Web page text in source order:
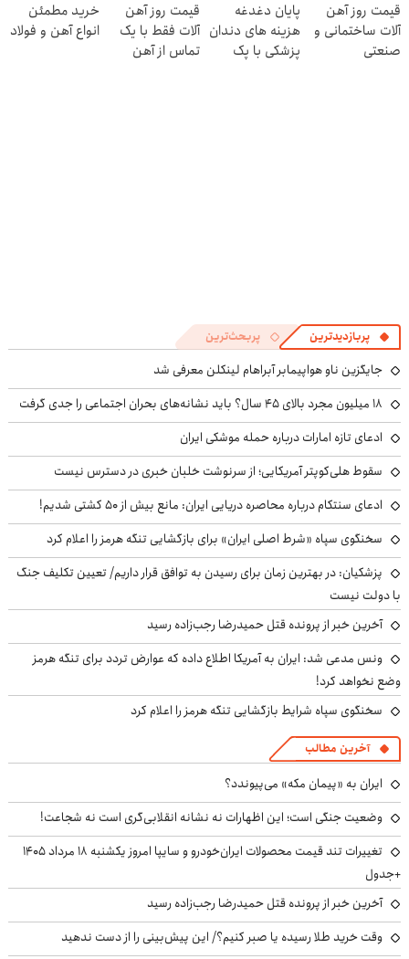
کنی! 👈🏻
پرسش‌نامه
قیمت روز آهن
آلات ساختمانی و
صنعتی
پایان دغدغه
هزینه های دندان
پزشکی با پک
قیمت روز آهن
آلات فقط با یک
تماس از آهن
خرید مطمئن
انواع آهن و فولاد
پربازدیدترین پربحث‌ترین
جایگزین ناو هواپیمابر آبراهام لینکلن معرفی شد
۱۸ میلیون مجرد بالای ۴۵ سال؟ باید نشانه‌های بحران اجتماعی را جدی گرفت
ادعای تازه امارات درباره حمله موشکی ایران
سقوط هلی‌کوپتر آمریکایی؛ از سرنوشت خلبان خبری در دسترس نیست
ادعای سنتکام درباره محاصره دریایی ایران: مانع بیش از ۵۰ کشتی شدیم!
سخنگوی سپاه «شرط اصلی ایران» برای بازگشایی تنگه هرمز را اعلام کرد
پزشکیان‌: در بهترین زمان برای رسیدن به توافق قرار داریم/ تعیین تکلیف جنگ
با دولت نیست
آخرین خبر از پرونده قتل حمیدرضا رجب‌زاده رسید
ونس مدعی شد: ایران به آمریکا اطلاع داده که عوارض تردد برای تنگه هرمز
وضع نخواهد کرد!
سخنگوی سپاه شرایط بازگشایی تنگه هرمز را اعلام کرد
آخرین مطالب
ایران به «پیمان مکه» می‌پیوندد؟
وضعیت جنگی است؛ این اظهارات نه نشانه انقلابی‌گری است نه شجاعت!
تغییرات تند قیمت محصولات ایران‌خودرو و سایپا امروز یکشنبه ۱۸ مرداد ۱۴۰۵
+جدول
آخرین خبر از پرونده قتل حمیدرضا رجب‌زاده رسید
وقت خرید طلا رسیده یا صبر کنیم؟/ این پیش‌بینی را از دست ندهید